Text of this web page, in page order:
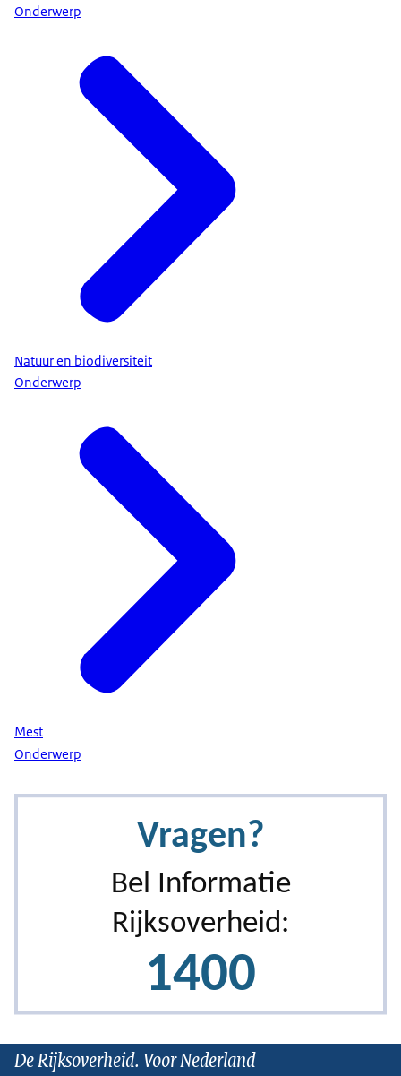
Onderwerp
Natuur en biodiversiteit
Onderwerp
Mest
Onderwerp
De Rijksoverheid. Voor Nederland